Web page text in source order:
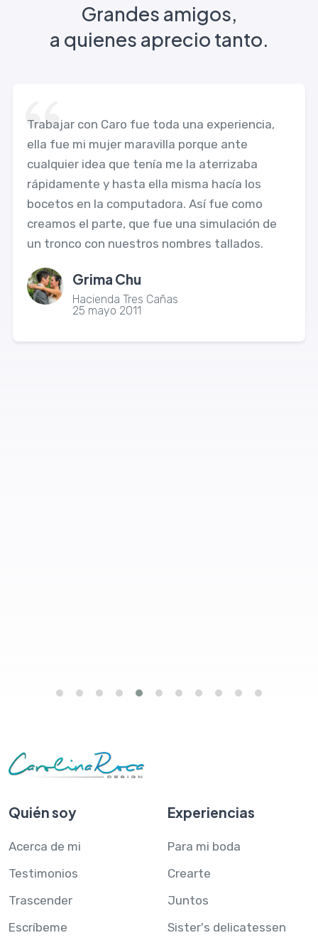
Grandes amigos,
a quienes aprecio tanto.
Trabajar con Caro fue toda una experiencia,
ella fue mi mujer maravilla porque ante
cualquier idea que tenía me la aterrizaba
rápidamente y hasta ella misma hacía los
bocetos en la computadora. Así fue como
creamos el parte, que fue una simulación de
un tronco con nuestros nombres tallados.
Grima Chu
Hacienda Tres Cañas
25 mayo 2011
Quién soy
Acerca de mi
Testimonios
Trascender
Escríbeme
Experiencias
Para mi boda
Crearte
Juntos
Sister's delicatessen